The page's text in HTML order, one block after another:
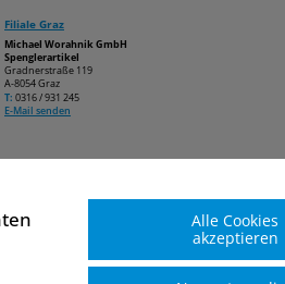
Filiale Graz
Michael Worahnik GmbH
Spenglerartikel
Gradnerstraße 119
A-8054 Graz
T: 0316 / 931 245
E-Mail senden
Alle Cookies
akzeptieren